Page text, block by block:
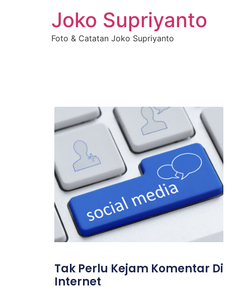
Joko Supriyanto
Foto & Catatan Joko Supriyanto
Tak Perlu Kejam Komentar Di
Internet